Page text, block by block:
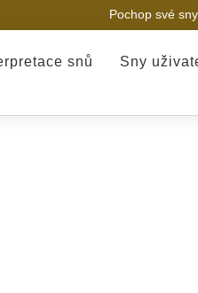
Pochop své
snů Sny